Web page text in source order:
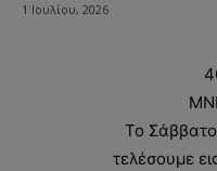
1 Ιουλίου, 2026
Το
τελέσουμε